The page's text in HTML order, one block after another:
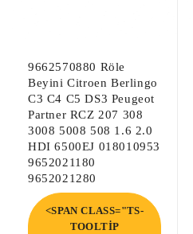
9662570880 Röle
Beyini Citroen Berlingo
C3 C4 C5 DS3 Peugeot
Partner RCZ 207 308
3008 5008 508 1.6 2.0
HDI 6500EJ 018010953
9652021180
9652021280
<SPAN CLASS="TS-
TOOLTIP